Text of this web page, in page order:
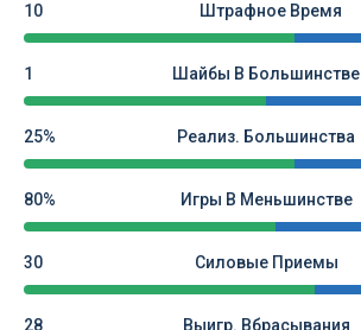
10 Штрафное Время
1 Шайбы В Большинстве
25% Реализ. Большинства
80% Игры В Меньшинстве
30 Силовые Приемы
28 Выигр. Вбрасывания